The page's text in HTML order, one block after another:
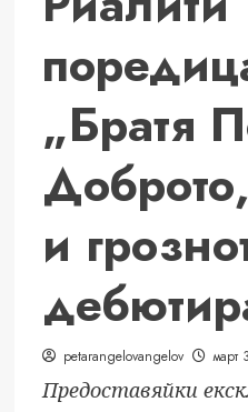
„Братя
и
petarangelovangelov март
Предоставяйки